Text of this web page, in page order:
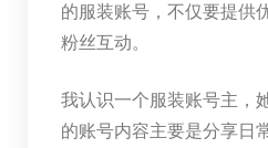
的服装账号，不仅要提供
粉丝互动。
我认识一个服装账号主，
的账号内容主要是分享日